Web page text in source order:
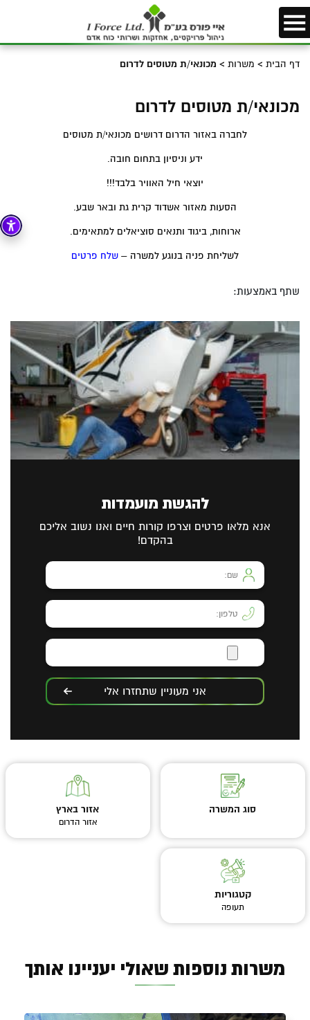
דף הבית > משרות > מכונאי/ת מטוסים לדרום
מכונאי/ת מטוסים לדרום
לחברה באזור הדרום דרושים מכונאי/ת מטוסים
ידע וניסיון בתחום חובה.
יוצאי חיל האוויר בלבד!!!
הסעות מאזור אשדוד קרית גת ובאר שבע.
ארוחות, ביגוד ותנאים סוציאלים למתאימים.
לשליחת פניה בנוגע למשרה – שלח פרטים
שתף באמצעות:
להגשת מועמדות
אנא מלאו פרטים וצרפו קורות חיים ואנו נשוב אליכם
בהקדם!
אני מעוניין שתחזרו אלי
סוג המשרה אזור בארץ
אזור הדרום
קטגוריות
תעופה
משרות נוספות שאולי יעניינו אותך